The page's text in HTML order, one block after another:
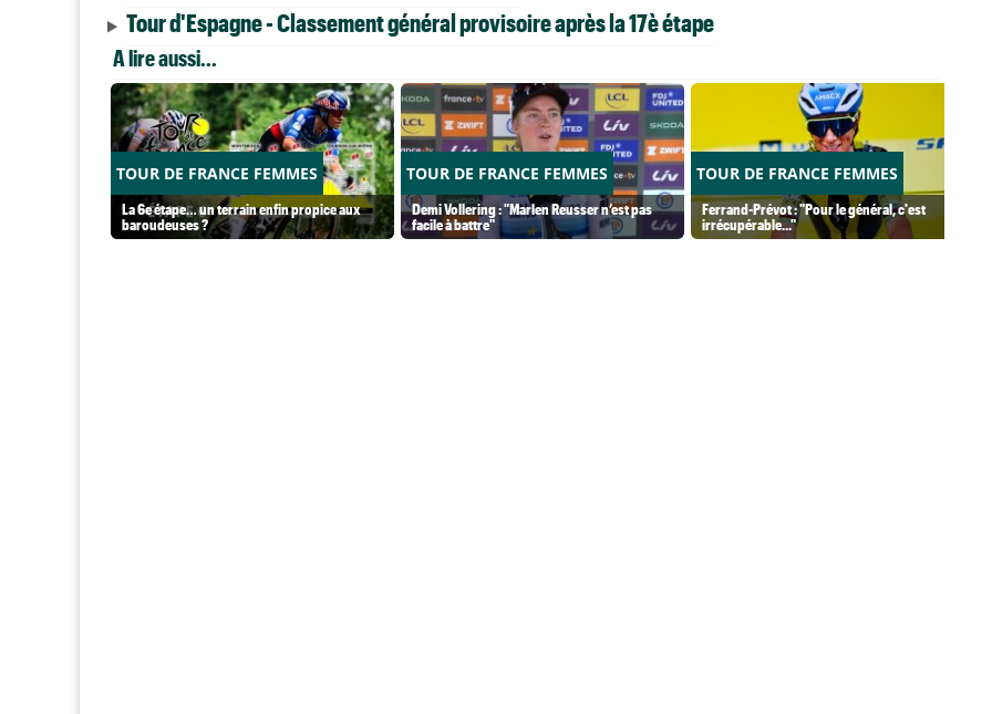
Tour d'Espagne - Classement général provisoire après la 17è étape
A lire aussi...
TOUR DE FRANCE FEMMES
La 6e étape… un terrain enfin propice aux
baroudeuses ?
TOUR DE FRANCE FEMMES
Demi Vollering : "Marlen Reusser n’est pas
facile à battre"
TOUR DE FRANCE FEMMES
Ferrand-Prévot : "Pour le général, c'est
irrécupérable..."